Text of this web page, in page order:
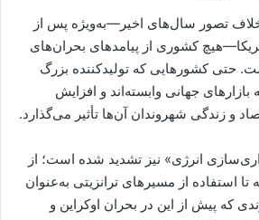
تصور سال‌های اخیر—به‌ویژه پس از
کشوری از پیامدهای بحران‌های
حتی کشورهایی که تولیدکننده بزرگ
جهانی وابسته‌اند و افزایش
و زندگی شهروندان آن‌ها تأثیر می‌گذارد.
انرژی» نیز تشدید شده است؛ از
استفاده از مسیرهای ترانزیتی به‌عنوان
که پیش از این در بحران اوکراین و